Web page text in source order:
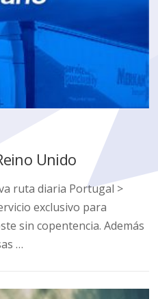
Unido
ruta diaria Portugal >
exclusivo para
sin copentencia. Además
…